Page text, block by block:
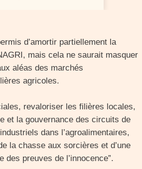
d’amortir partiellement la
mais cela ne saurait masquer
aléas des marchés
agricoles.
revaloriser les filières locales,
et la gouvernance des circuits de
dans l’agroalimentaires,
la chasse aux sorcières et d’une
des preuves de l’innocence”.